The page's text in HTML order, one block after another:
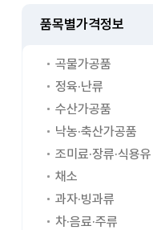
품목별가격정보
곡물가공품
정육·난류
수산가공품
낙농·축산가공품
조미료·장류·식용유
채소
과자·빙과류
차·음료·주류